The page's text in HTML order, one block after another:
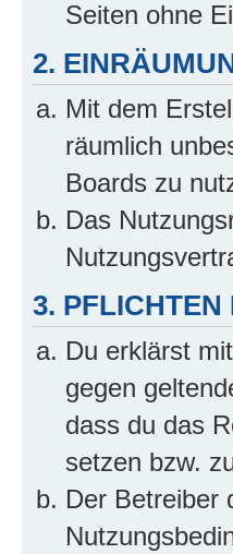
Seiten ohne
2.
Mit dem
räumlich
Boards zu
Das
3. PFLICHTEN
Du erklärst
gegen
dass du das
setzen bzw.
Der Betreiber